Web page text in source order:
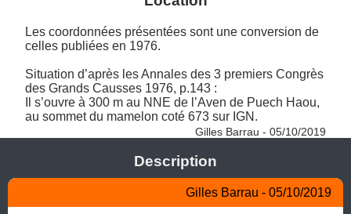
Les coordonnées présentées sont une conversion de
celles publiées en 1976.
Situation d’après les Annales des 3 premiers Congrès
des Grands Causses 1976, p.143 :
Il s’ouvre à 300 m au NNE de l’Aven de Puech Haou,
au sommet du mamelon coté 673 sur IGN.
Gilles Barrau - 05/10/2019
Description
Gilles Barrau - 05/10/2019